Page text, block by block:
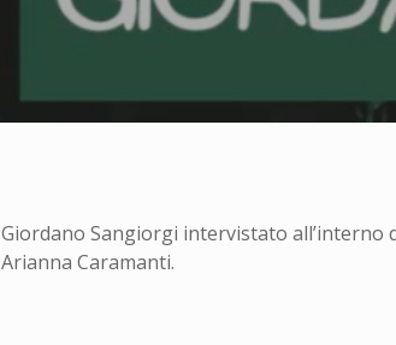
Giordano Sangiorgi intervistato all’interno
Arianna Caramanti.